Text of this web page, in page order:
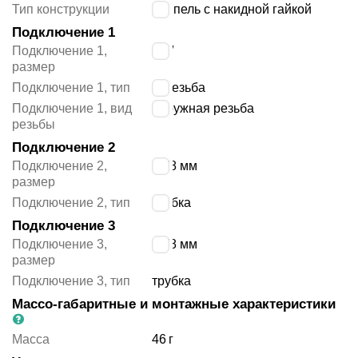
Тип конструкции ниппель с накидной гайкой
Подключение 1
Подключение 1,
размер
1/8″
Подключение 1, тип
R резьба
Подключение 1, вид
резьбы
наружная резьба
Подключение 2
Подключение 2,
размер
10/8 мм
Подключение 2, тип трубка
Подключение 3
Подключение 3,
размер
10/8 мм
Подключение 3, тип трубка
Массо-габаритные и монтажные характеристики
Масса 46 г